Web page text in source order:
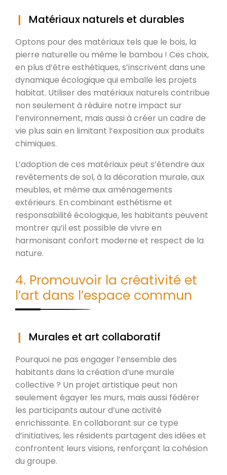
Matériaux naturels et durables
Optons pour des matériaux tels que le bois, la
pierre naturelle ou même le bambou ! Ces choix,
en plus d’être esthétiques, s’inscrivent dans une
dynamique écologique qui emballe les projets
habitat. Utiliser des matériaux naturels contribue
non seulement à réduire notre impact sur
l’environnement, mais aussi à créer un cadre de
vie plus sain en limitant l’exposition aux produits
chimiques.
L’adoption de ces matériaux peut s’étendre aux
revêtements de sol, à la décoration murale, aux
meubles, et même aux aménagements
extérieurs. En combinant esthétisme et
responsabilité écologique, les habitants peuvent
montrer qu’il est possible de vivre en
harmonisant confort moderne et respect de la
nature.
4. Promouvoir la créativité et
l’art dans l’espace commun
Murales et art collaboratif
Pourquoi ne pas engager l’ensemble des
habitants dans la création d’une murale
collective ? Un projet artistique peut non
seulement égayer les murs, mais aussi fédérer
les participants autour d’une activité
enrichissante. En collaborant sur ce type
d’initiatives, les résidents partagent des idées et
confrontent leurs visions, renforçant la cohésion
du groupe.